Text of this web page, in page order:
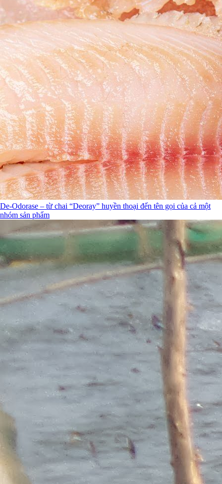
De-Odorase – từ chai “Deoray” huyền thoại đến tên gọi của cả một
nhóm sản phẩm